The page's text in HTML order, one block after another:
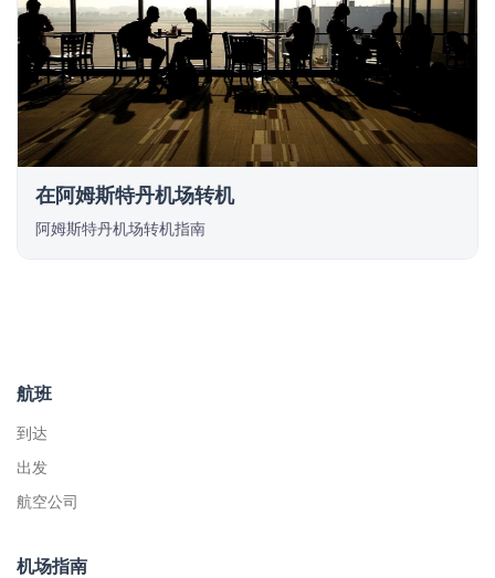
在阿姆斯特丹机场转机
阿姆斯特丹机场转机指南
航班
到达
出发
航空公司
机场指南